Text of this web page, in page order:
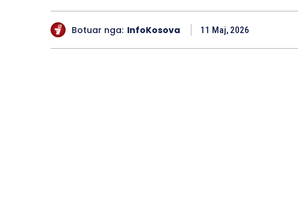
Botuar nga: InfoKosova 11 Maj, 2026